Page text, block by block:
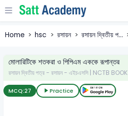
Home hsc রসায়ন রসায়ন দ্বিতীয় প...
মোলারিটিকে শতকরা ও পিপিএম এককে রূপান্তর
রসায়ন দ্বিতীয় পত্র - রসায়ন - এইচএসসি | NCTB BOOK
MCQ:27 Practice